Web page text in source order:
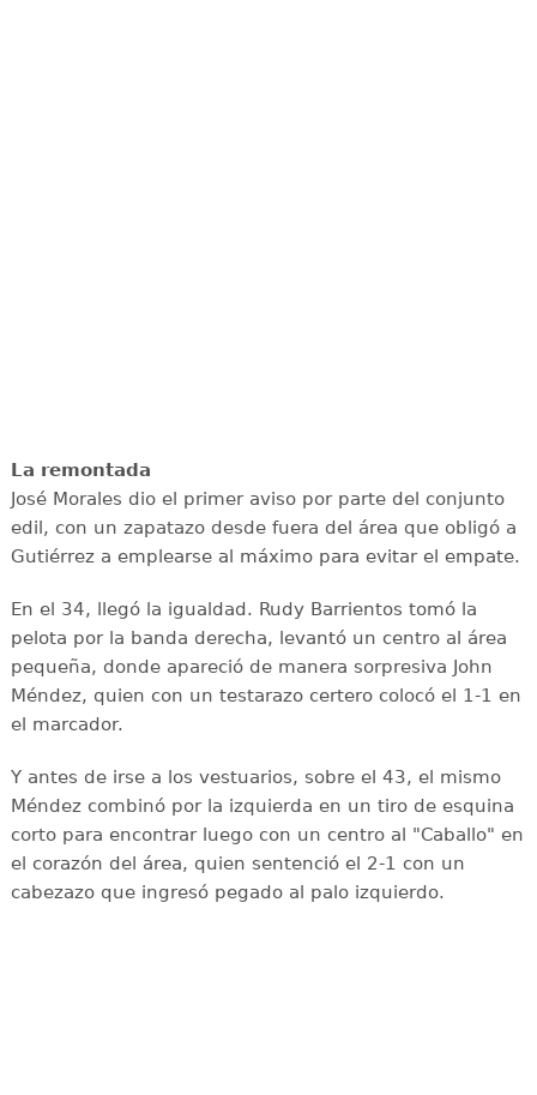
La remontada
José Morales dio el primer aviso por parte del conjunto
edil, con un zapatazo desde fuera del área que obligó a
Gutiérrez a emplearse al máximo para evitar el empate.
En el 34, llegó la igualdad. Rudy Barrientos tomó la
pelota por la banda derecha, levantó un centro al área
pequeña, donde apareció de manera sorpresiva John
Méndez, quien con un testarazo certero colocó el 1-1 en
el marcador.
Y antes de irse a los vestuarios, sobre el 43, el mismo
Méndez combinó por la izquierda en un tiro de esquina
corto para encontrar luego con un centro al "Caballo" en
el corazón del área, quien sentenció el 2-1 con un
cabezazo que ingresó pegado al palo izquierdo.